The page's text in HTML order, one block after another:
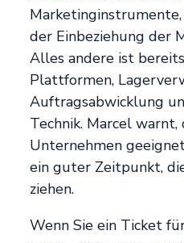
der Einbeziehung der
Alles andere ist
Plattformen,
Auftragsabwicklung
Technik. Marcel
Unternehmen
ein guter Zeitpunkt,
ziehen.
Wenn Sie ein Ticket